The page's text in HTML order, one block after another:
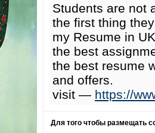
Students are not
the first thing
my Resume in
the best
the best resume
and offers.
visit — https://
Для того чтобы размещать